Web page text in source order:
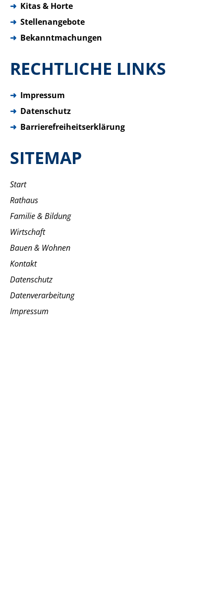
➜ Kitas & Horte
➜ Stellenangebote
➜ Bekanntmachungen
RECHTLICHE LINKS
➜ Impressum
➜ Datenschutz
➜ Barrierefreiheitserklärung
SITEMAP
Start
Rathaus
Familie & Bildung
Wirtschaft
Bauen & Wohnen
Kontakt
Datenschutz
Datenverarbeitung
Impressum